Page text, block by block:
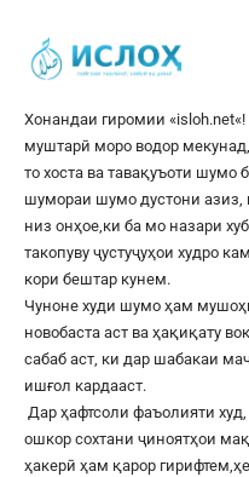
Хонандаи гиромии «isloh.net
муштарӣ моро водор
то хоста ва тавақуъоти
шумораи шумо дустони азиз,
низ онҳое,ки ба мо назари
такопуву ҷустуҷуҳои худро
кори бештар кунем.
Чуноне худи шумо ҳам
новобаста аст ва ҳақиқату
сабаб аст, ки дар шабакаи
ишғол кардааст.
Дар ҳафтсоли фаъолияти
ошкор сохтани ҷиноятҳои
ҳакерӣ ҳам қарор